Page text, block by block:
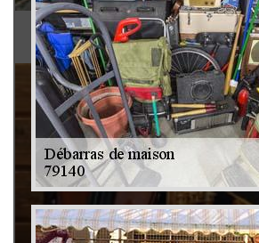
Brocanteur 79